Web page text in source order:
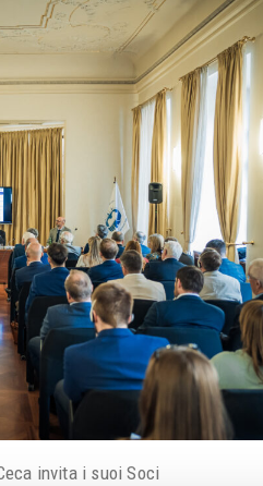
invita i suoi Soci